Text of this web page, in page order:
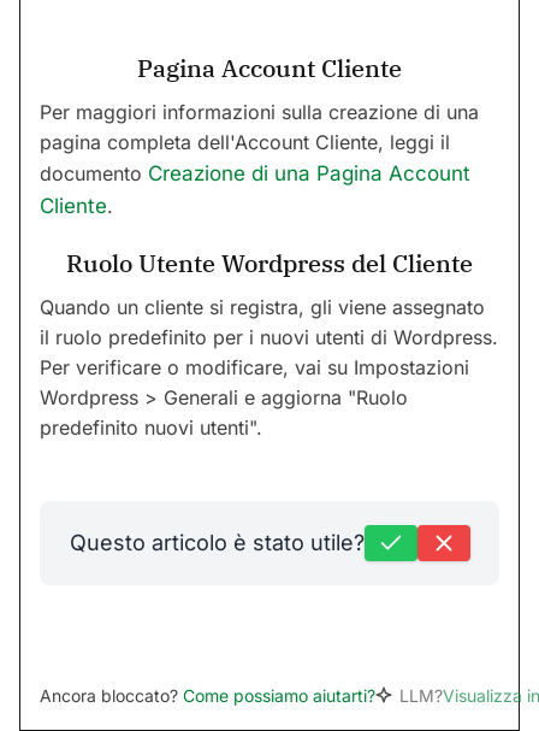
Pagina Account Cliente
Per maggiori informazioni sulla creazione di una
pagina completa dell'Account Cliente, leggi il
documento Creazione di una Pagina Account
Cliente.
Ruolo Utente Wordpress del Cliente
Quando un cliente si registra, gli viene assegnato
il ruolo predefinito per i nuovi utenti di Wordpress.
Per verificare o modificare, vai su Impostazioni
Wordpress > Generali e aggiorna "Ruolo
predefinito nuovi utenti".
Questo articolo è stato utile?
Ancora bloccato? Come possiamo aiutarti? LLM?Visualizza